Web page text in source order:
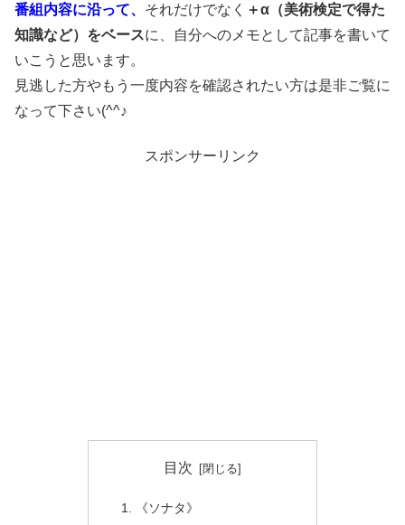
番組内容に沿って、 それだけでなく ＋α（美術検定で得た
知識など）をベースに、自分へのメモとして記事を書いて
いこうと思います。
見逃した方やもう一度内容を確認されたい方は是非ご覧に
なって下さい(^^♪
スポンサーリンク
目次
《ソナタ》